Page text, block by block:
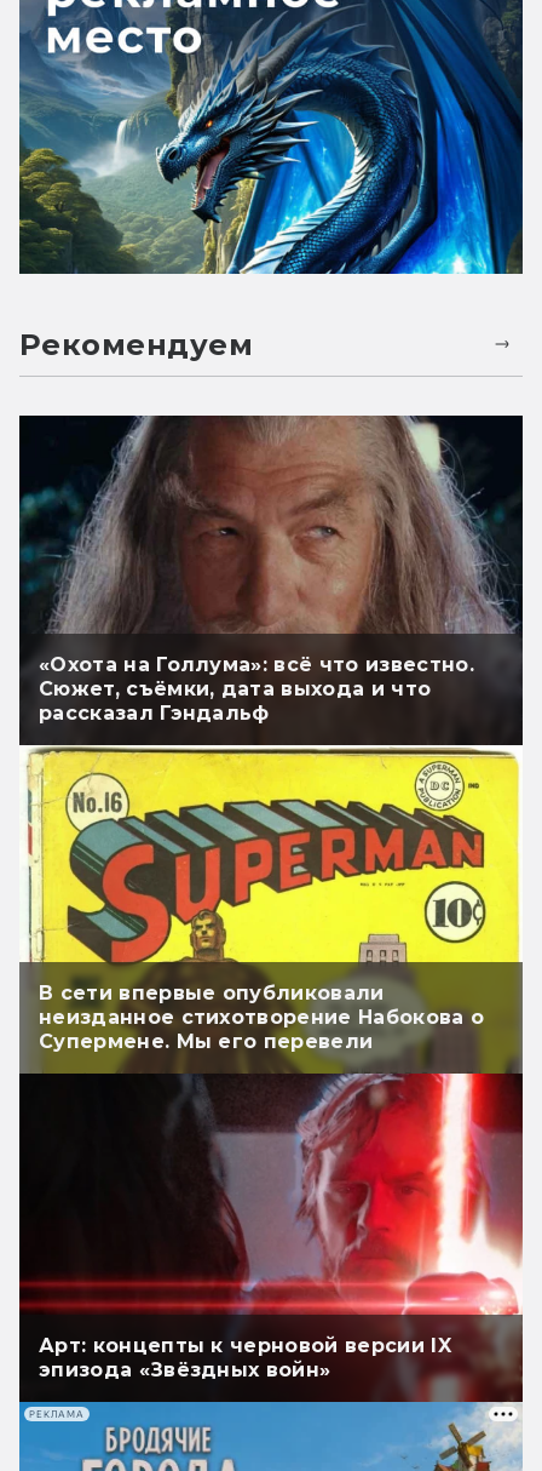
Рекомендуем
«Охота на Голлума»: всё что известно.
Сюжет, съёмки, дата выхода и что
рассказал Гэндальф
В сети впервые опубликовали
неизданное стихотворение Набокова о
Супермене. Мы его перевели
Арт: концепты к черновой версии IX
эпизода «Звёздных войн»
РЕКЛАМА